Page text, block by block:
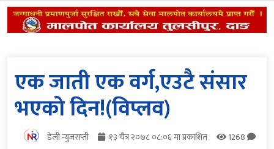
एक जाती एक वर्ग,एउटै संसार
भएको दिन!(विप्लव)
डेली न्युजराप्ती १३ चैत्र २०७८ ०८:०६ मा प्रकाशित
1268